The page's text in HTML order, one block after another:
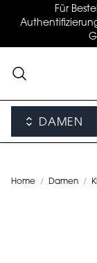
Für
DAMEN
Home / Damen /